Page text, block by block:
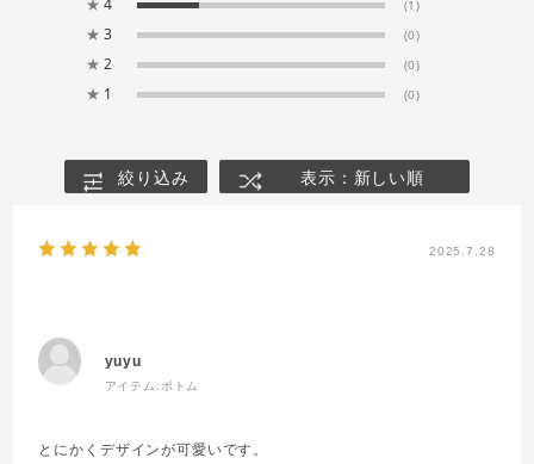
★ 4 (1)
★ 3 (0)
★ 2 (0)
★ 1 (0)
絞り込み 表示：新しい順
2025.7.28
yuyu
アイテム: ボトム
とにかくデザインが可愛いです。